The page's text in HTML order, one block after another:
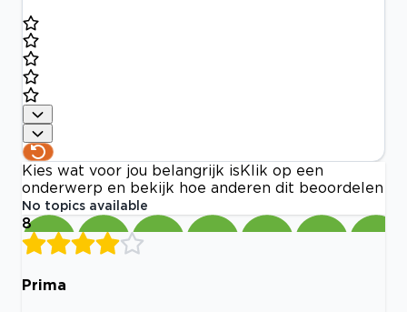
Kies wat voor jou belangrijk is Klik op een
onderwerp en bekijk hoe anderen dit beoordelen
No topics available
8
Prima